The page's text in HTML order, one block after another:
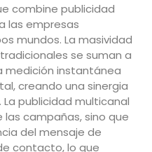
combine publicidad
las empresas
mundos. La masividad
se suman a
medición instantánea
creando una sinergia
publicidad multicanal
campañas, sino que
del mensaje de
contacto, lo que